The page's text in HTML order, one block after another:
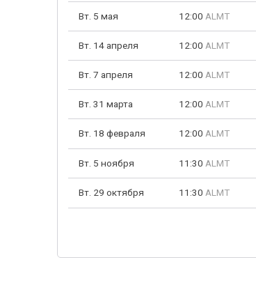
Вт. 5 мая 12:00 ALMT
Вт. 14 апреля 12:00 ALMT
Вт. 7 апреля 12:00 ALMT
Вт. 31 марта 12:00 ALMT
Вт. 18 февраля 12:00 ALMT
Вт. 5 ноября 11:30 ALMT
Вт. 29 октября 11:30 ALMT